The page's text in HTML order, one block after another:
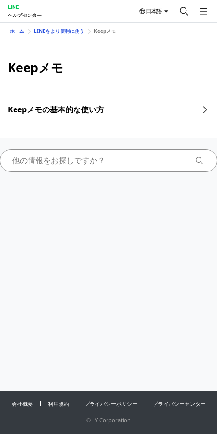
LINE
ヘルプセンター
日本語
ホーム LINEをより便利に使う Keepメモ
Keepメモ
Keepメモの基本的な使い方
会社概要 利用規約 プライバシーポリシー プライバシーセンター
© LY Corporation